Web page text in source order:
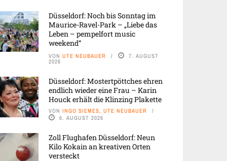
Düsseldorf: Noch bis Sonntag im
Maurice-Ravel-Park – „Liebe das
Leben – pempelfort music
weekend“
VON UTE NEUBAUER 7. AUGUST
2026
Düsseldorf: Mostertpöttches ehren
endlich wieder eine Frau – Karin
Houck erhält die Klinzing Plakette
VON INGO SIEMES, UTE NEUBAUER
6. AUGUST 2026
Zoll Flughafen Düsseldorf: Neun
Kilo Kokain an kreativen Orten
versteckt